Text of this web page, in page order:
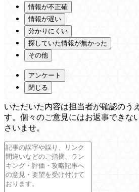
情報が不正確
情報が遅い
分かりにくい
探していた情報が無かった
その他
アンケート
閉じる
いただいた内容は担当者が確認のう
す。個々のご意見にはお返事できな
さいませ。